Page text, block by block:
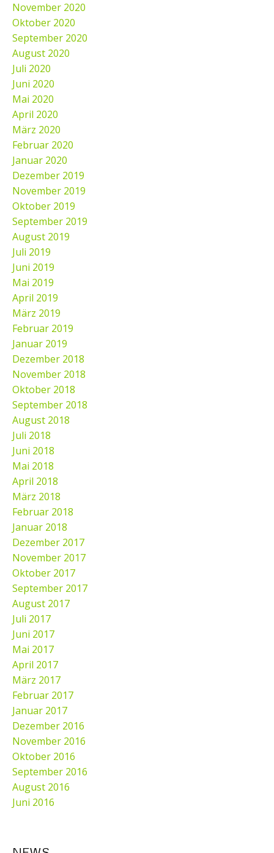
November 2020
Oktober 2020
September 2020
August 2020
Juli 2020
Juni 2020
Mai 2020
April 2020
März 2020
Februar 2020
Januar 2020
Dezember 2019
November 2019
Oktober 2019
September 2019
August 2019
Juli 2019
Juni 2019
Mai 2019
April 2019
März 2019
Februar 2019
Januar 2019
Dezember 2018
November 2018
Oktober 2018
September 2018
August 2018
Juli 2018
Juni 2018
Mai 2018
April 2018
März 2018
Februar 2018
Januar 2018
Dezember 2017
November 2017
Oktober 2017
September 2017
August 2017
Juli 2017
Juni 2017
Mai 2017
April 2017
März 2017
Februar 2017
Januar 2017
Dezember 2016
November 2016
Oktober 2016
September 2016
August 2016
Juni 2016